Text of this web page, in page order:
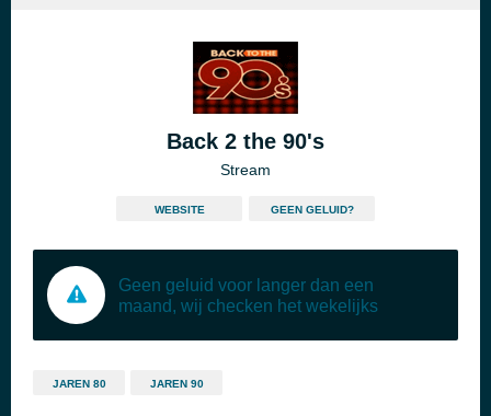
Back 2 the 90's
Stream
WEBSITE GEEN GELUID?
Geen geluid voor langer dan een
maand, wij checken het wekelijks
JAREN 80 JAREN 90